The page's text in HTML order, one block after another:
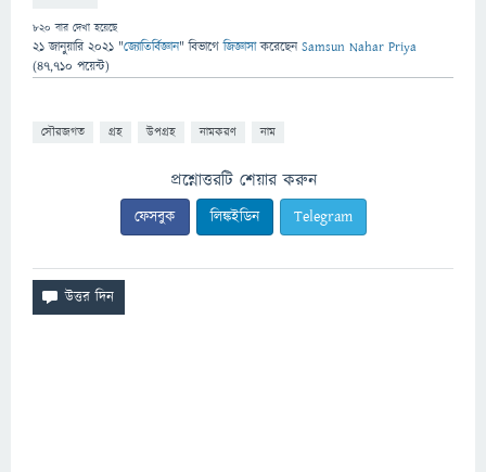
820 বার দেখা হয়েছে
21 জানুয়ারি 2021 "জ্যোতির্বিজ্ঞান" বিভাগে জিজ্ঞাসাকরেছেনSamsun Nahar Priya
(47,710 পয়েন্ট)
সৌরজগত গ্রহ উপগ্রহ নামকরণ নাম
প্রশ্নোত্তরটি শেয়ার করুন
ফেসবুক লিঙ্কইডিন Telegram